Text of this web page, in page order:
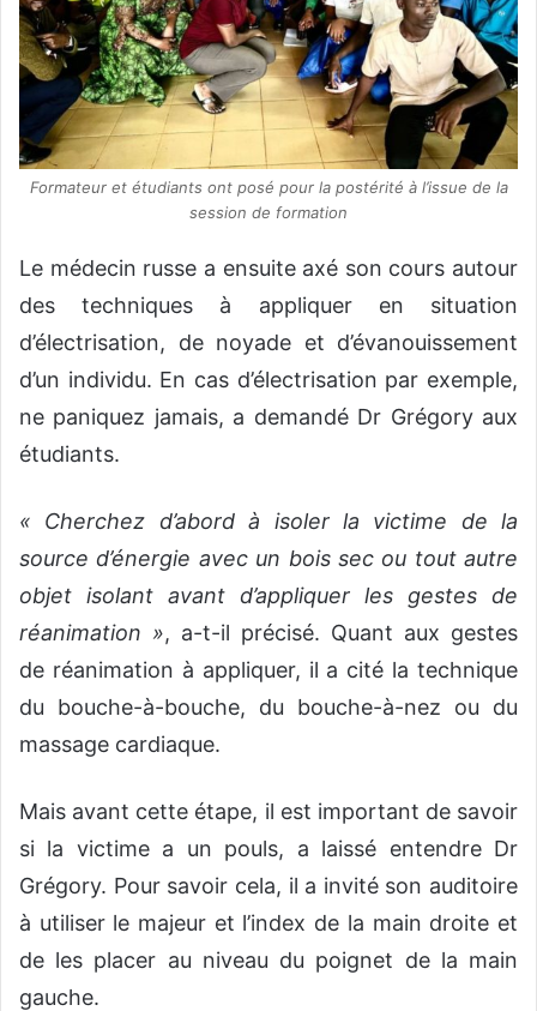
Formateur et étudiants ont posé pour la postérité à l’issue de la
session de formation
Le médecin russe a ensuite axé son cours autour
des techniques à appliquer en situation
d’électrisation, de noyade et d’évanouissement
d’un individu. En cas d’électrisation par exemple,
ne paniquez jamais, a demandé Dr Grégory aux
étudiants.
« Cherchez d’abord à isoler la victime de la
source d’énergie avec un bois sec ou tout autre
objet isolant avant d’appliquer les gestes de
réanimation », a-t-il précisé. Quant aux gestes
de réanimation à appliquer, il a cité la technique
du bouche-à-bouche, du bouche-à-nez ou du
massage cardiaque.
Mais avant cette étape, il est important de savoir
si la victime a un pouls, a laissé entendre Dr
Grégory. Pour savoir cela, il a invité son auditoire
à utiliser le majeur et l’index de la main droite et
de les placer au niveau du poignet de la main
gauche.